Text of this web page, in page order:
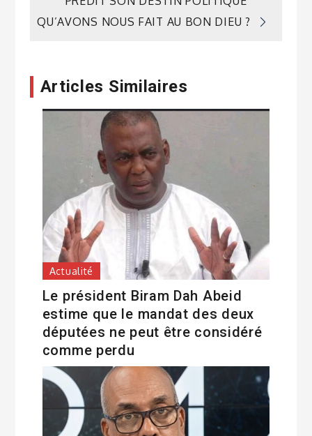
l’article
QU’AVONS NOUS FAIT AU BON DIEU ?
Articles Similaires
Actualité
Le président Biram Dah Abeid
estime que le mandat des deux
députées ne peut être considéré
comme perdu